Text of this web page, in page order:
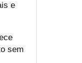
e
sem